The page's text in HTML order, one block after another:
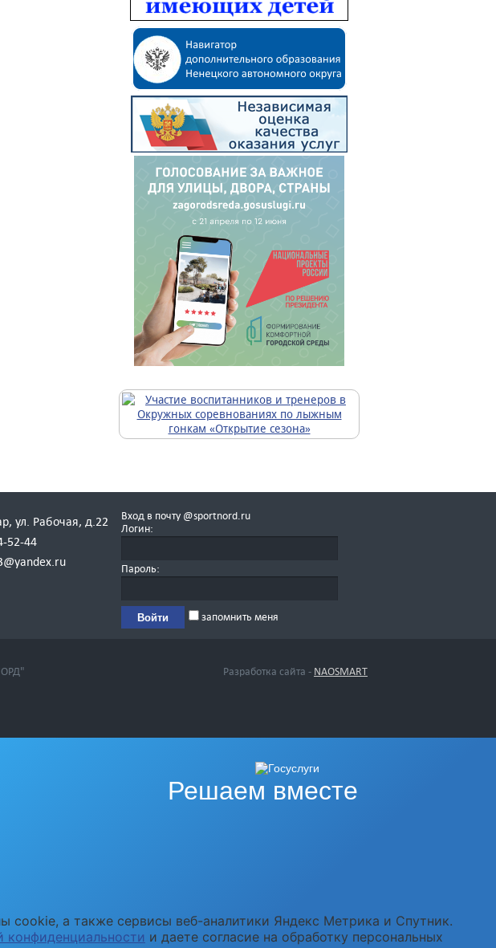
ул. Рабочая, д.22
52-44
Вход в почту @sportnord.ru
Логин:
Пароль:
запомнить меня
Разработка сайта - NAOSMART
Решаем вместе
cookie, а также сервисы веб-аналитики Яндекс Метрика и Спутник.
конфиденциальности и даете согласие на обработку персональных